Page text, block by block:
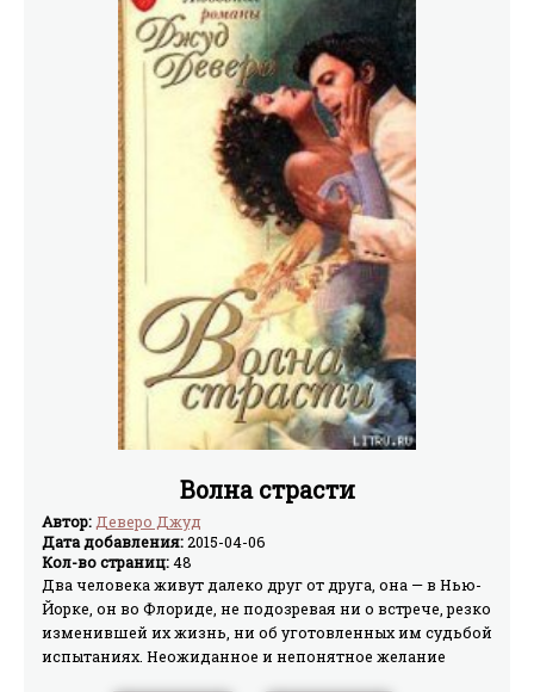
Волна страсти
Автор: Деверо Джуд
Дата добавления:2015-04-06
Кол-во страниц:48
Два человека живут далеко друг от друга, она — в Нью-
Йорке, он во Флориде, не подозревая ни о встрече, резко
изменившей их жизнь, ни об уготовленных им судьбой
испытаниях. Неожиданное и непонятное желание